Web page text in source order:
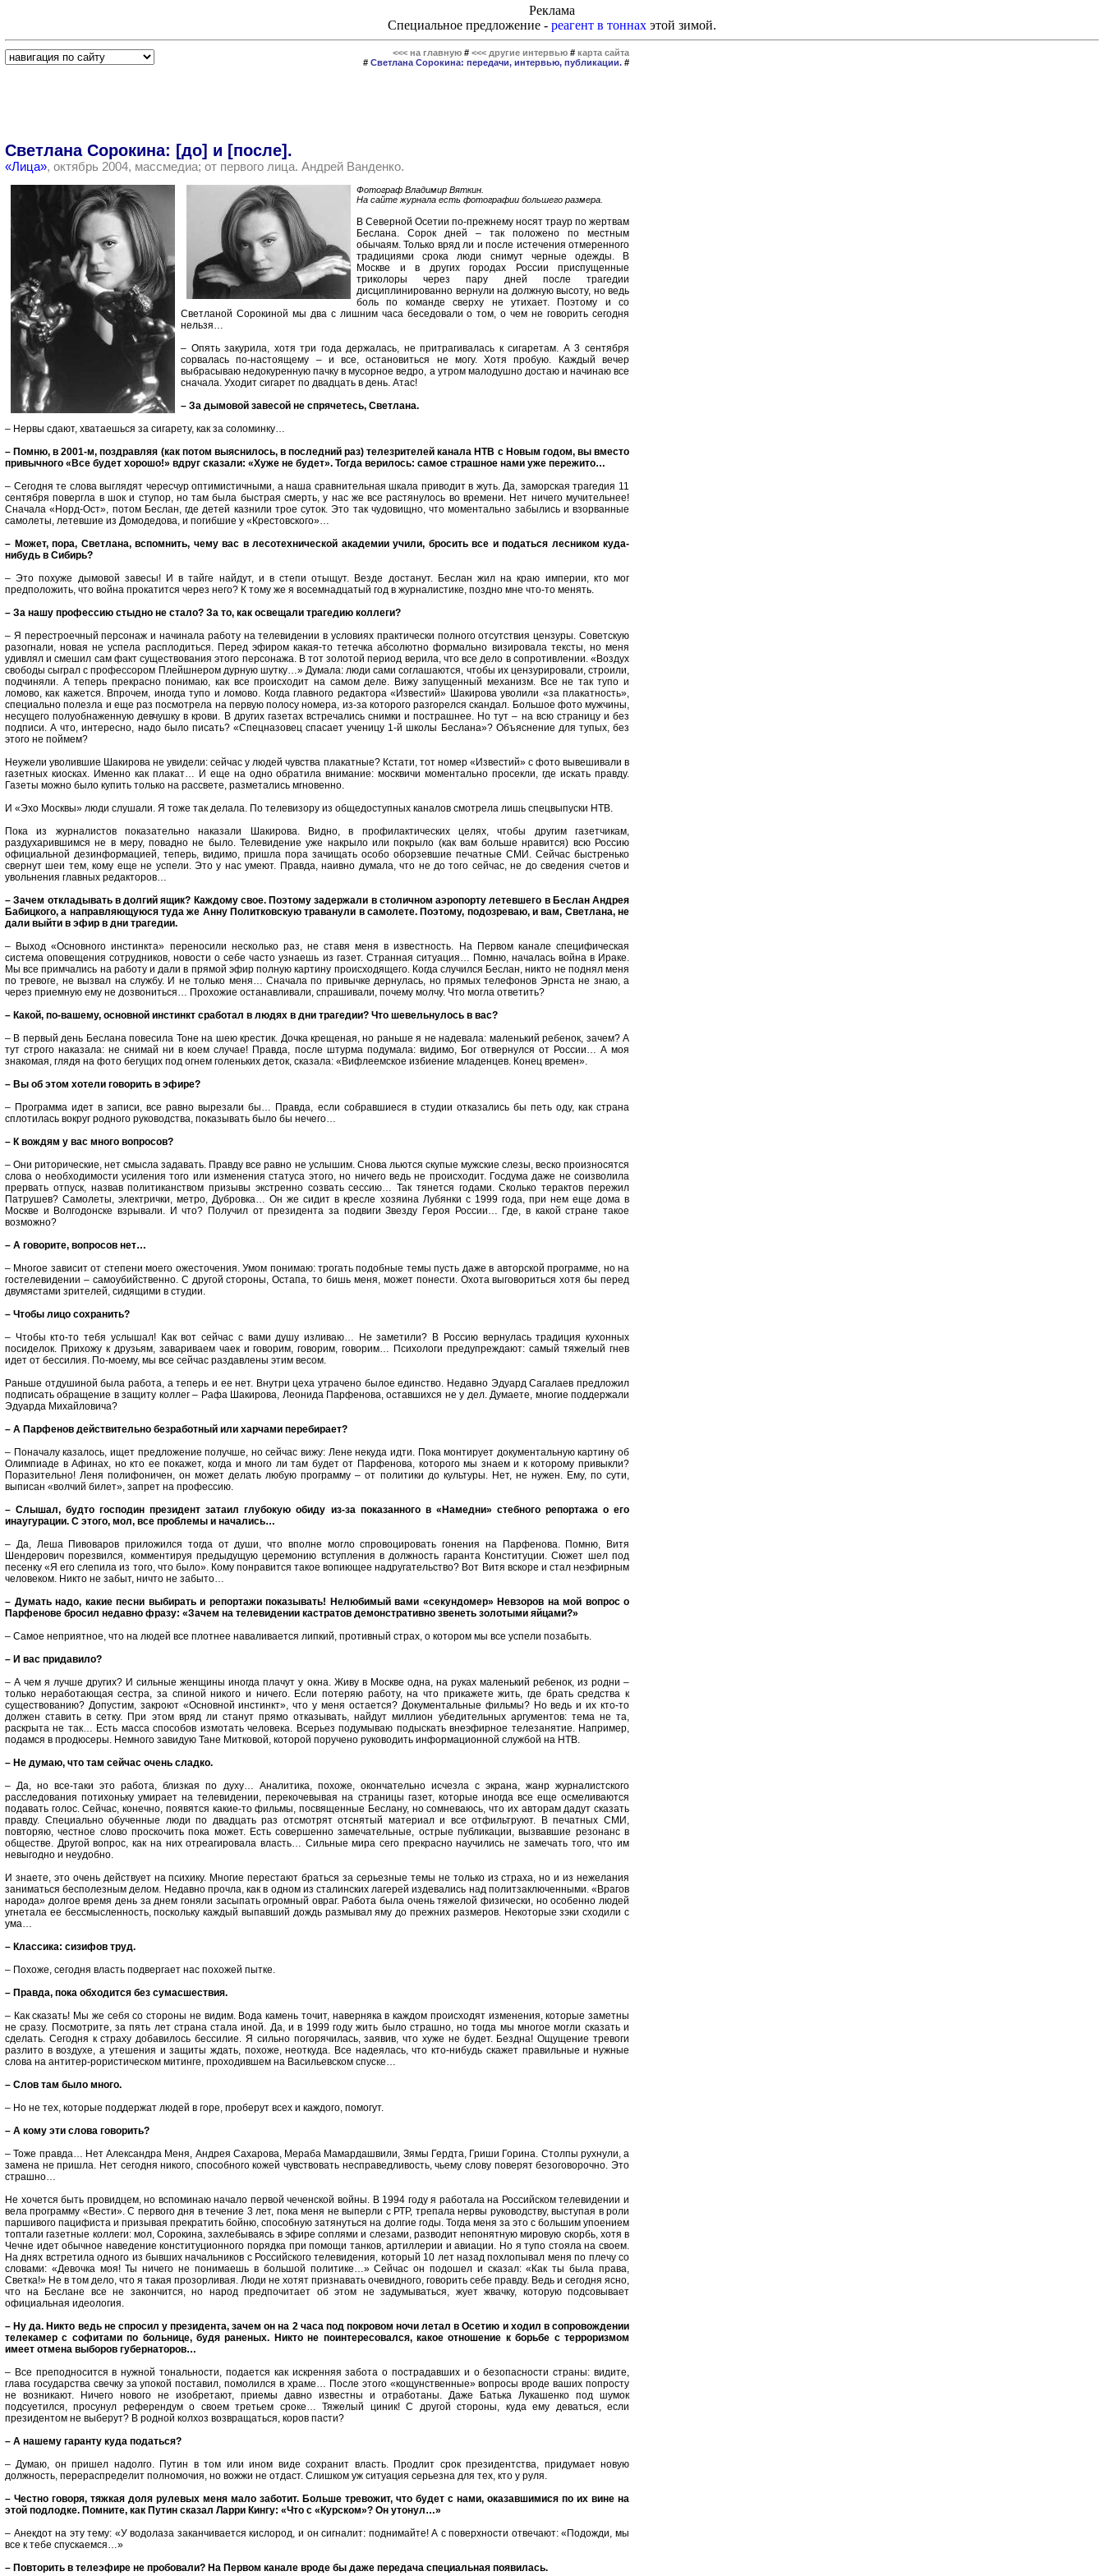
Реклама
Специальное предложение - реагент в тоннах этой зимой.
<<< на главную # <<< другие интервью # карта сайта
# Светлана Сорокина: передачи, интервью, публикации. #
Светлана Сорокина: [до] и [после].
«Лица», октябрь 2004, массмедиа; от первого лица. Андрей Ванденко.
Фотограф Владимир Вяткин.
На сайте журнала есть фотографии большего размера.
В Северной Осетии по-прежнему носят траур по жертвам
Беслана. Сорок дней – так положено по местным
обычаям. Только вряд ли и после истечения отмеренного
традициями срока люди снимут черные одежды. В
Москве и в других городах России приспущенные
триколоры через пару дней после трагедии
дисциплинированно вернули на должную высоту, но ведь
боль по команде сверху не утихает. Поэтому и со
Светланой Сорокиной мы два с лишним часа беседовали о том, о чем не говорить сегодня
нельзя…
– Опять закурила, хотя три года держалась, не притрагивалась к сигаретам. А 3 сентября
сорвалась по-настоящему – и все, остановиться не могу. Хотя пробую. Каждый вечер
выбрасываю недокуренную пачку в мусорное ведро, а утром малодушно достаю и начинаю все
сначала. Уходит сигарет по двадцать в день. Атас!
– За дымовой завесой не спрячетесь, Светлана.
– Нервы сдают, хватаешься за сигарету, как за соломинку…
– Помню, в 2001-м, поздравляя (как потом выяснилось, в последний раз) телезрителей канала НТВ с Новым годом, вы вместо
привычного «Все будет хорошо!» вдруг сказали: «Хуже не будет». Тогда верилось: самое страшное нами уже пережито…
– Сегодня те слова выглядят чересчур оптимистичными, а наша сравнительная шкала приводит в жуть. Да, заморская трагедия 11
сентября повергла в шок и ступор, но там была быстрая смерть, у нас же все растянулось во времени. Нет ничего мучительнее!
Сначала «Норд-Ост», потом Беслан, где детей казнили трое суток. Это так чудовищно, что моментально забылись и взорванные
самолеты, летевшие из Домодедова, и погибшие у «Крестовского»…
– Может, пора, Светлана, вспомнить, чему вас в лесотехнической академии учили, бросить все и податься лесником куда-
нибудь в Сибирь?
– Это похуже дымовой завесы! И в тайге найдут, и в степи отыщут. Везде достанут. Беслан жил на краю империи, кто мог
предположить, что война прокатится через него? К тому же я восемнадцатый год в журналистике, поздно мне что-то менять.
– За нашу профессию стыдно не стало? За то, как освещали трагедию коллеги?
– Я перестроечный персонаж и начинала работу на телевидении в условиях практически полного отсутствия цензуры. Советскую
разогнали, новая не успела расплодиться. Перед эфиром какая-то тетечка абсолютно формально визировала тексты, но меня
удивлял и смешил сам факт существования этого персонажа. В тот золотой период верила, что все дело в сопротивлении. «Воздух
свободы сыграл с профессором Плейшнером дурную шутку…» Думала: люди сами соглашаются, чтобы их цензурировали, строили,
подчиняли. А теперь прекрасно понимаю, как все происходит на самом деле. Вижу запущенный механизм. Все не так тупо и
ломово, как кажется. Впрочем, иногда тупо и ломово. Когда главного редактора «Известий» Шакирова уволили «за плакатность»,
специально полезла и еще раз посмотрела на первую полосу номера, из-за которого разгорелся скандал. Большое фото мужчины,
несущего полуобнаженную девчушку в крови. В других газетах встречались снимки и пострашнее. Но тут – на всю страницу и без
подписи. А что, интересно, надо было писать? «Спецназовец спасает ученицу 1-й школы Беслана»? Объяснение для тупых, без
этого не поймем?
Неужели уволившие Шакирова не увидели: сейчас у людей чувства плакатные? Кстати, тот номер «Известий» с фото вывешивали в
газетных киосках. Именно как плакат… И еще на одно обратила внимание: москвичи моментально просекли, где искать правду.
Газеты можно было купить только на рассвете, разметались мгновенно.
И «Эхо Москвы» люди слушали. Я тоже так делала. По телевизору из общедоступных каналов смотрела лишь спецвыпуски НТВ.
Пока из журналистов показательно наказали Шакирова. Видно, в профилактических целях, чтобы другим газетчикам,
раздухарившимся не в меру, повадно не было. Телевидение уже накрыло или покрыло (как вам больше нравится) всю Россию
официальной дезинформацией, теперь, видимо, пришла пора зачищать особо оборзевшие печатные СМИ. Сейчас быстренько
свернут шеи тем, кому еще не успели. Это у нас умеют. Правда, наивно думала, что не до того сейчас, не до сведения счетов и
увольнения главных редакторов…
– Зачем откладывать в долгий ящик? Каждому свое. Поэтому задержали в столичном аэропорту летевшего в Беслан Андрея
Бабицкого, а направляющуюся туда же Анну Политковскую траванули в самолете. Поэтому, подозреваю, и вам, Светлана, не
дали выйти в эфир в дни трагедии.
– Выход «Основного инстинкта» переносили несколько раз, не ставя меня в известность. На Первом канале специфическая
система оповещения сотрудников, новости о себе часто узнаешь из газет. Странная ситуация… Помню, началась война в Ираке.
Мы все примчались на работу и дали в прямой эфир полную картину происходящего. Когда случился Беслан, никто не поднял меня
по тревоге, не вызвал на службу. И не только меня… Сначала по привычке дернулась, но прямых телефонов Эрнста не знаю, а
через приемную ему не дозвониться… Прохожие останавливали, спрашивали, почему молчу. Что могла ответить?
– Какой, по-вашему, основной инстинкт сработал в людях в дни трагедии? Что шевельнулось в вас?
– В первый день Беслана повесила Тоне на шею крестик. Дочка крещеная, но раньше я не надевала: маленький ребенок, зачем? А
тут строго наказала: не снимай ни в коем случае! Правда, после штурма подумала: видимо, Бог отвернулся от России… А моя
знакомая, глядя на фото бегущих под огнем голеньких деток, сказала: «Вифлеемское избиение младенцев. Конец времен».
– Вы об этом хотели говорить в эфире?
– Программа идет в записи, все равно вырезали бы… Правда, если собравшиеся в студии отказались бы петь оду, как страна
сплотилась вокруг родного руководства, показывать было бы нечего…
– К вождям у вас много вопросов?
– Они риторические, нет смысла задавать. Правду все равно не услышим. Снова льются скупые мужские слезы, веско произносятся
слова о необходимости усиления того или изменения статуса этого, но ничего ведь не происходит. Госдума даже не соизволила
прервать отпуск, назвав политиканством призывы экстренно созвать сессию… Так тянется годами. Сколько терактов пережил
Патрушев? Самолеты, электрички, метро, Дубровка… Он же сидит в кресле хозяина Лубянки с 1999 года, при нем еще дома в
Москве и Волгодонске взрывали. И что? Получил от президента за подвиги Звезду Героя России… Где, в какой стране такое
возможно?
– А говорите, вопросов нет…
– Многое зависит от степени моего ожесточения. Умом понимаю: трогать подобные темы пусть даже в авторской программе, но на
гостелевидении – самоубийственно. С другой стороны, Остапа, то бишь меня, может понести. Охота выговориться хотя бы перед
двумястами зрителей, сидящими в студии.
– Чтобы лицо сохранить?
– Чтобы кто-то тебя услышал! Как вот сейчас с вами душу изливаю… Не заметили? В Россию вернулась традиция кухонных
посиделок. Прихожу к друзьям, завариваем чаек и говорим, говорим, говорим… Психологи предупреждают: самый тяжелый гнев
идет от бессилия. По-моему, мы все сейчас раздавлены этим весом.
Раньше отдушиной была работа, а теперь и ее нет. Внутри цеха утрачено былое единство. Недавно Эдуард Сагалаев предложил
подписать обращение в защиту коллег – Рафа Шакирова, Леонида Парфенова, оставшихся не у дел. Думаете, многие поддержали
Эдуарда Михайловича?
– А Парфенов действительно безработный или харчами перебирает?
– Поначалу казалось, ищет предложение получше, но сейчас вижу: Лене некуда идти. Пока монтирует документальную картину об
Олимпиаде в Афинах, но кто ее покажет, когда и много ли там будет от Парфенова, которого мы знаем и к которому привыкли?
Поразительно! Леня полифоничен, он может делать любую программу – от политики до культуры. Нет, не нужен. Ему, по сути,
выписан «волчий билет», запрет на профессию.
– Слышал, будто господин президент затаил глубокую обиду из-за показанного в «Намедни» стебного репортажа о его
инаугурации. С этого, мол, все проблемы и начались…
– Да, Леша Пивоваров приложился тогда от души, что вполне могло спровоцировать гонения на Парфенова. Помню, Витя
Шендерович порезвился, комментируя предыдущую церемонию вступления в должность гаранта Конституции. Сюжет шел под
песенку «Я его слепила из того, что было». Кому понравится такое вопиющее надругательство? Вот Витя вскоре и стал неэфирным
человеком. Никто не забыт, ничто не забыто…
– Думать надо, какие песни выбирать и репортажи показывать! Нелюбимый вами «секундомер» Невзоров на мой вопрос о
Парфенове бросил недавно фразу: «Зачем на телевидении кастратов демонстративно звенеть золотыми яйцами?»
– Самое неприятное, что на людей все плотнее наваливается липкий, противный страх, о котором мы все успели позабыть.
– И вас придавило?
– А чем я лучше других? И сильные женщины иногда плачут у окна. Живу в Москве одна, на руках маленький ребенок, из родни –
только неработающая сестра, за спиной никого и ничего. Если потеряю работу, на что прикажете жить, где брать средства к
существованию? Допустим, закроют «Основной инстинкт», что у меня остается? Документальные фильмы? Но ведь и их кто-то
должен ставить в сетку. При этом вряд ли станут прямо отказывать, найдут миллион убедительных аргументов: тема не та,
раскрыта не так… Есть масса способов измотать человека. Всерьез подумываю подыскать внеэфирное телезанятие. Например,
подамся в продюсеры. Немного завидую Тане Митковой, которой поручено руководить информационной службой на НТВ.
– Не думаю, что там сейчас очень сладко.
– Да, но все-таки это работа, близкая по духу… Аналитика, похоже, окончательно исчезла с экрана, жанр журналистского
расследования потихоньку умирает на телевидении, перекочевывая на страницы газет, которые иногда все еще осмеливаются
подавать голос. Сейчас, конечно, появятся какие-то фильмы, посвященные Беслану, но сомневаюсь, что их авторам дадут сказать
правду. Специально обученные люди по двадцать раз отсмотрят отснятый материал и все отфильтруют. В печатных СМИ,
повторяю, честное слово проскочить пока может. Есть совершенно замечательные, острые публикации, вызвавшие резонанс в
обществе. Другой вопрос, как на них отреагировала власть… Сильные мира сего прекрасно научились не замечать того, что им
невыгодно и неудобно.
И знаете, это очень действует на психику. Многие перестают браться за серьезные темы не только из страха, но и из нежелания
заниматься бесполезным делом. Недавно прочла, как в одном из сталинских лагерей издевались над политзаключенными. «Врагов
народа» долгое время день за днем гоняли засыпать огромный овраг. Работа была очень тяжелой физически, но особенно людей
угнетала ее бессмысленность, поскольку каждый выпавший дождь размывал яму до прежних размеров. Некоторые зэки сходили с
ума…
– Классика: сизифов труд.
– Похоже, сегодня власть подвергает нас похожей пытке.
– Правда, пока обходится без сумасшествия.
– Как сказать! Мы же себя со стороны не видим. Вода камень точит, наверняка в каждом происходят изменения, которые заметны
не сразу. Посмотрите, за пять лет страна стала иной. Да, и в 1999 году жить было страшно, но тогда мы многое могли сказать и
сделать. Сегодня к страху добавилось бессилие. Я сильно погорячилась, заявив, что хуже не будет. Бездна! Ощущение тревоги
разлито в воздухе, а утешения и защиты ждать, похоже, неоткуда. Все надеялась, что кто-нибудь скажет правильные и нужные
слова на антитер-рористическом митинге, проходившем на Васильевском спуске…
– Слов там было много.
– Но не тех, которые поддержат людей в горе, проберут всех и каждого, помогут.
– А кому эти слова говорить?
– Тоже правда… Нет Александра Меня, Андрея Сахарова, Мераба Мамардашвили, Зямы Гердта, Гриши Горина. Столпы рухнули, а
замена не пришла. Нет сегодня никого, способного кожей чувствовать несправедливость, чьему слову поверят безоговорочно. Это
страшно…
Не хочется быть провидцем, но вспоминаю начало первой чеченской войны. В 1994 году я работала на Российском телевидении и
вела программу «Вести». С первого дня в течение 3 лет, пока меня не выперли с РТР, трепала нервы руководству, выступая в роли
паршивого пацифиста и призывая прекратить бойню, способную затянуться на долгие годы. Тогда меня за это с большим упоением
топтали газетные коллеги: мол, Сорокина, захлебываясь в эфире соплями и слезами, разводит непонятную мировую скорбь, хотя в
Чечне идет обычное наведение конституционного порядка при помощи танков, артиллерии и авиации. Но я тупо стояла на своем.
На днях встретила одного из бывших начальников с Российского телевидения, который 10 лет назад похлопывал меня по плечу со
словами: «Девочка моя! Ты ничего не понимаешь в большой политике…» Сейчас он подошел и сказал: «Как ты была права,
Светка!» Не в том дело, что я такая прозорливая. Люди не хотят признавать очевидного, говорить себе правду. Ведь и сегодня ясно,
что на Беслане все не закончится, но народ предпочитает об этом не задумываться, жует жвачку, которую подсовывает
официальная идеология.
– Ну да. Никто ведь не спросил у президента, зачем он на 2 часа под покровом ночи летал в Осетию и ходил в сопровождении
телекамер с софитами по больнице, будя раненых. Никто не поинтересовался, какое отношение к борьбе с терроризмом
имеет отмена выборов губернаторов…
– Все преподносится в нужной тональности, подается как искренняя забота о пострадавших и о безопасности страны: видите,
глава государства свечку за упокой поставил, помолился в храме… После этого «кощунственные» вопросы вроде ваших попросту
не возникают. Ничего нового не изобретают, приемы давно известны и отработаны. Даже Батька Лукашенко под шумок
подсуетился, просунул референдум о своем третьем сроке… Тяжелый циник! С другой стороны, куда ему деваться, если
президентом не выберут? В родной колхоз возвращаться, коров пасти?
– А нашему гаранту куда податься?
– Думаю, он пришел надолго. Путин в том или ином виде сохранит власть. Продлит срок президентства, придумает новую
должность, перераспределит полномочия, но вожжи не отдаст. Слишком уж ситуация серьезна для тех, кто у руля.
– Честно говоря, тяжкая доля рулевых меня мало заботит. Больше тревожит, что будет с нами, оказавшимися по их вине на
этой подлодке. Помните, как Путин сказал Ларри Кингу: «Что с «Курском»? Он утонул…»
– Анекдот на эту тему: «У водолаза заканчивается кислород, и он сигналит: поднимайте! А с поверхности отвечают: «Подожди, мы
все к тебе спускаемся…»
– Повторить в телеэфире не пробовали? На Первом канале вроде бы даже передача специальная появилась.